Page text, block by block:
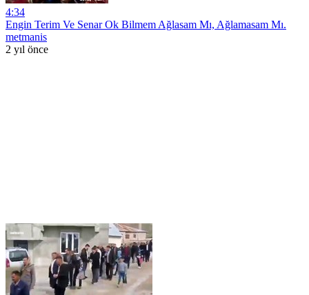
4:34
Engin Terim Ve Senar Ok Bilmem Ağlasam Mı, Ağlamasam Mı.
metmanis
2 yıl önce